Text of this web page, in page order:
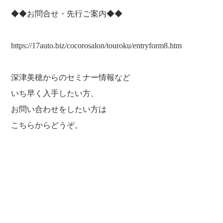
◆◆お問合せ・先行ご案内◆◆
https://17auto.biz/cocorosalon/touroku/entryform8.htm
深津美穂からのセミナー情報など
いち早く入手したい方、
お問い合わせをしたい方は
こちらからどうぞ。